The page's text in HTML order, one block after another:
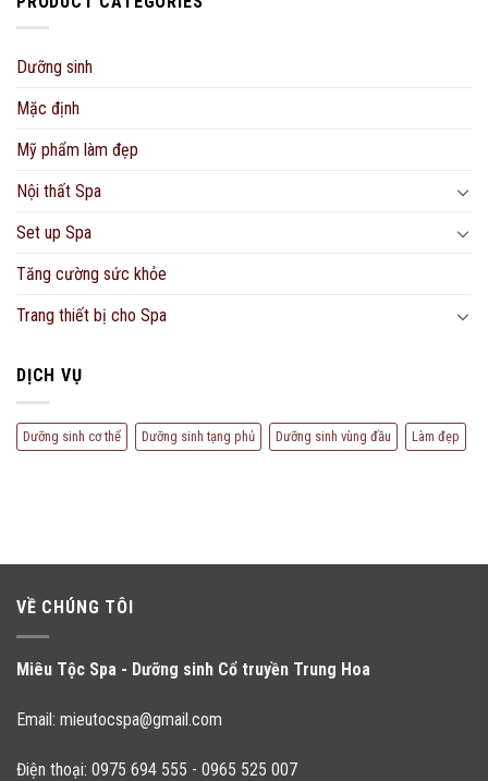
Dưỡng sinh
Mặc định
Mỹ phẩm làm đẹp
Nội thất Spa
Set up Spa
Tăng cường sức khỏe
Trang thiết bị cho Spa
DỊCH VỤ
Dưỡng sinh cơ thể Dưỡng sinh tạng phủ Dưỡng sinh vùng đầu Làm đẹp
VỀ CHÚNG TÔI
Miêu Tộc Spa - Dưỡng sinh Cổ truyền Trung Hoa
Email: mieutocspa@gmail.com
Điện thoại: 0975 694 555 - 0965 525 007